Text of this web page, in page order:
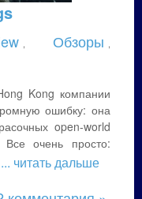
Обзоры
Kong компании
ошибку: она
open-world
Все очень просто:
... читать дальше